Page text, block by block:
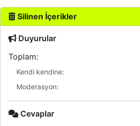
Silinen İçerikler
Duyurular
Toplam:
Kendi kendine:
Moderasyon:
Cevaplar